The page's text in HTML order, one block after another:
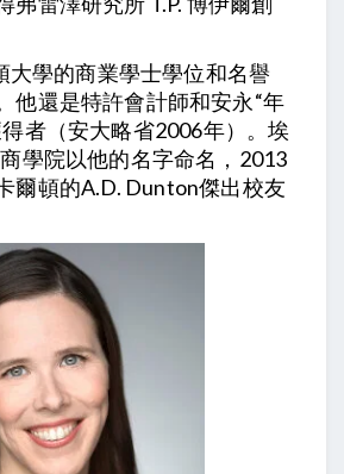
大學的商業學士學位和名譽
他還是特許會計師和安永“年
者（安大略省2006年）。埃
學院以他的名字命名，2013
爾頓的A.D. Dunton傑出校友